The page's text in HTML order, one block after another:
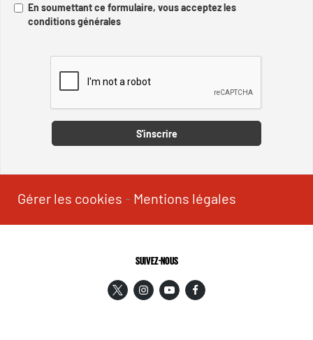
En soumettant ce formulaire, vous acceptez les
conditions générales
S'inscrire
Gérer les cookies - Mentions légales
SUIVEZ-NOUS